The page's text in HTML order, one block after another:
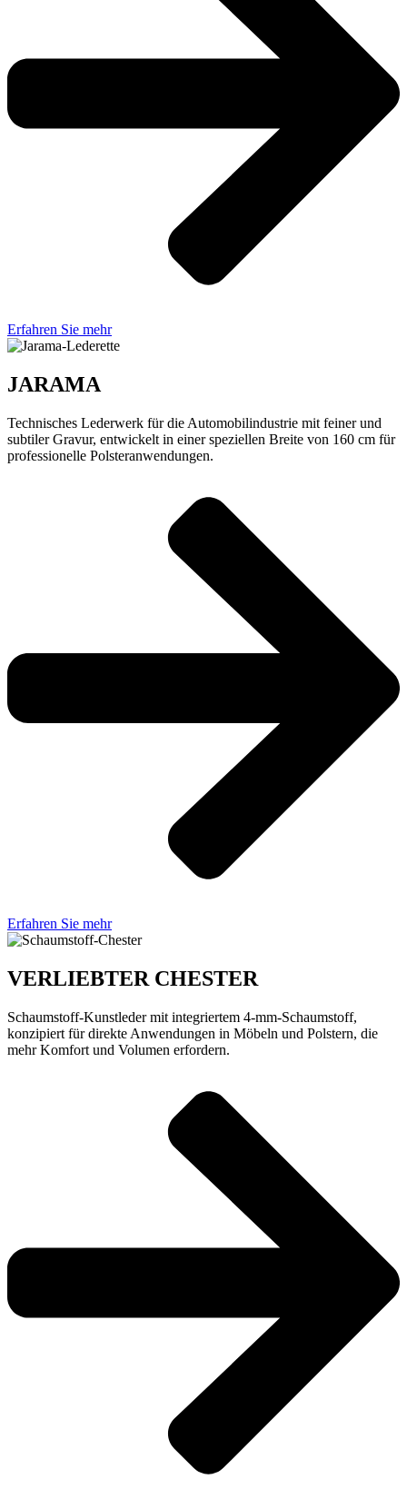
Erfahren Sie mehr
JARAMA
Technisches Lederwerk für die Automobilindustrie mit feiner und
subtiler Gravur, entwickelt in einer speziellen Breite von 160 cm für
professionelle Polsteranwendungen.
Erfahren Sie mehr
VERLIEBTER CHESTER
Schaumstoff-Kunstleder mit integriertem 4-mm-Schaumstoff,
konzipiert für direkte Anwendungen in Möbeln und Polstern, die
mehr Komfort und Volumen erfordern.